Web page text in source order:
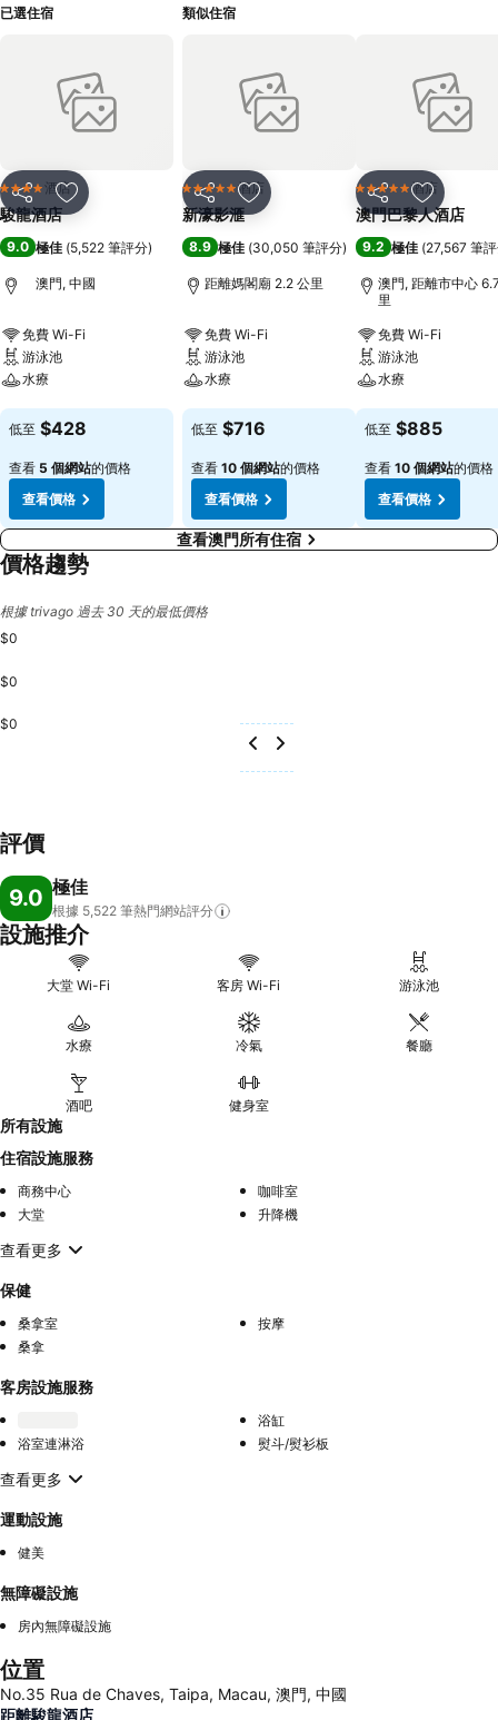
已選住宿
分享 放到收藏夾
4 星級 酒店
駿龍酒店
9.0 極佳 (5,522 筆評分)
澳門, 中國
免費 Wi-Fi
游泳池
水療
查看價格
低至 $428
查看 5 個網站的價格
查看價格
類似住宿
分享 放到收藏夾
5 星級 酒店
新濠影滙
8.9 極佳 (30,050 筆評分)
距離媽閣廟 2.2 公里
免費 Wi-Fi
游泳池
水療
查看價格
低至 $716
查看 10 個網站的價格
查看價格
分享 放到收藏
5 星級 酒店
澳門巴黎人酒店
9.2 極佳 (27,567 筆
澳門, 距離市中心
里
免費 Wi-Fi
游泳池
水療
查看價格
低至 $885
查看 10 個網站的價格
查看價格
查看澳門所有住宿
價格趨勢
根據 trivago 過去 30 天的最低價格
$0
$0
$0
評價
9.0 極佳
根據 5,522 筆熱門網站評分
設施推介
大堂 Wi-Fi 客房 Wi-Fi 游泳池
水療 冷氣 餐廳
酒吧 健身室
所有設施
住宿設施服務
商務中心
咖啡室
大堂
升降機
查看更多
保健
桑拿室
按摩
桑拿
客房設施服務
浴缸
浴室連淋浴
熨斗/熨衫板
查看更多
運動設施
健美
無障礙設施
房內無障礙設施
位置
No.35 Rua de Chaves, Taipa, Macau, 澳門, 中國
距離駿龍酒店